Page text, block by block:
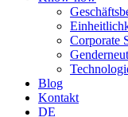
Corporate
Blog
Kontakt
DE